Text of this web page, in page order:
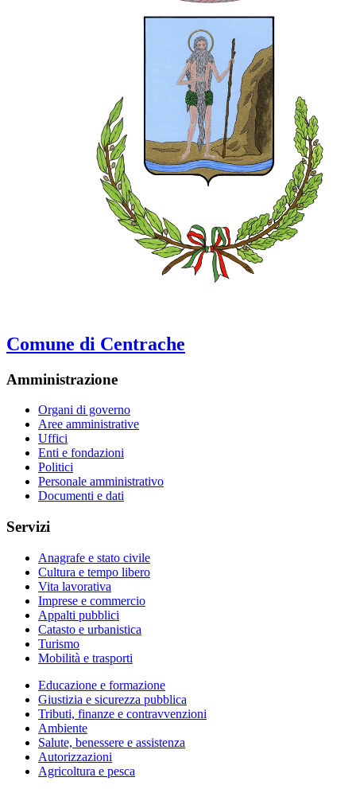
Comune di Centrache
Amministrazione
Organi di governo
Aree amministrative
Uffici
Enti e fondazioni
Politici
Personale amministrativo
Documenti e dati
Servizi
Anagrafe e stato civile
Cultura e tempo libero
Vita lavorativa
Imprese e commercio
Appalti pubblici
Catasto e urbanistica
Turismo
Mobilità e trasporti
Educazione e formazione
Giustizia e sicurezza pubblica
Tributi, finanze e contravvenzioni
Ambiente
Salute, benessere e assistenza
Autorizzazioni
Agricoltura e pesca